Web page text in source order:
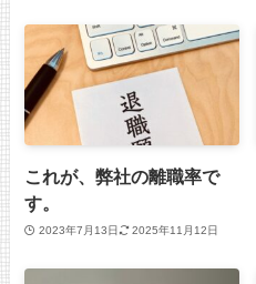
これが、弊社の離職率で
す。
2023年7月13日 2025年11月12日